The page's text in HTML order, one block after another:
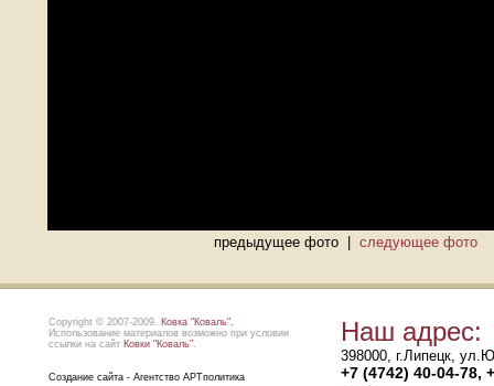
предыдущее фото |следующее фото
Copyright © 2007-2009. Ковка "Коваль".
Использование материалов возможно при условии
ссылки на сайт Ковки "Коваль".
Создание сайта - Агентство АРТполитика
Наш адрес:
398000, г.Липецк,
+7 (4742) 40-04-78,